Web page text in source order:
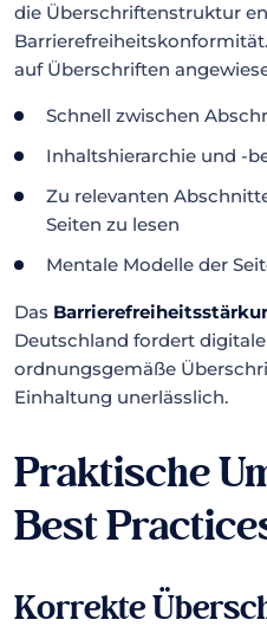
die Überschriftenstruktur
auf Überschriften
Schnell zwischen
Inhaltshierarchie und -
Zu relevanten
Seiten zu lesen
Mentale Modelle der
Das
Deutschland fordert
ordnungsgemäße
Einhaltung unerlässlich.
Praktische
Best
Korrekte